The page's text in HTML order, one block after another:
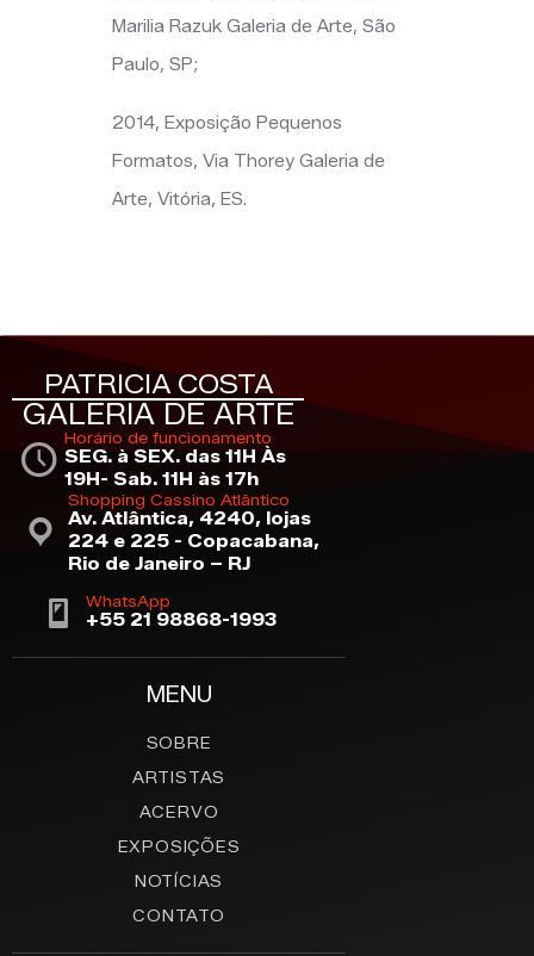
Marilia Razuk Galeria de Arte, São
Paulo, SP;
2014, Exposição Pequenos
Formatos, Via Thorey Galeria de
Arte, Vitória, ES.
PATRICIA COSTA
GALERIA DE ARTE
Horário de funcionamento
SEG. à SEX. das 11H Às
19H- Sab. 11H às 17h
Shopping Cassino Atlântico
Av. Atlântica, 4240, lojas
224 e 225 - Copacabana,
Rio de Janeiro – RJ
WhatsApp
+55 21 98868-1993
MENU
SOBRE
ARTISTAS
ACERVO
EXPOSIÇÕES
NOTÍCIAS
CONTATO